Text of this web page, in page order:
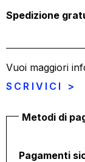
Metodi di
Pagamenti
Spedizione
Vuoi maggiori
SCRIVICI >